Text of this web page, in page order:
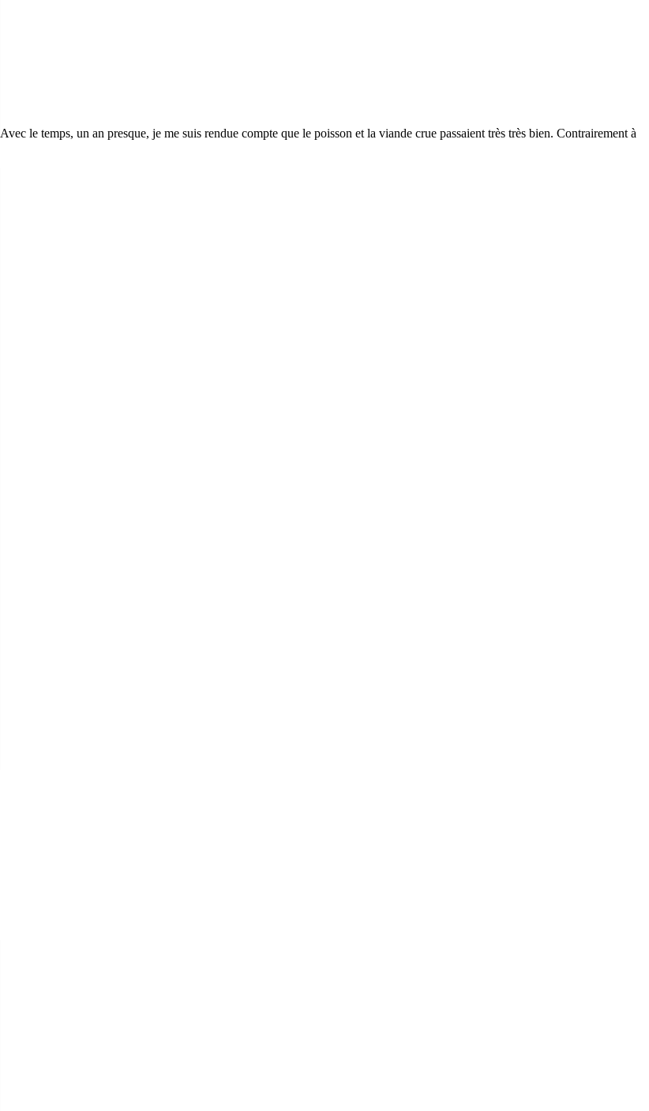
Avec le temps, un an presque, je me suis rendue compte que le poisson et la viande crue passaient très très bien. Contrairement à